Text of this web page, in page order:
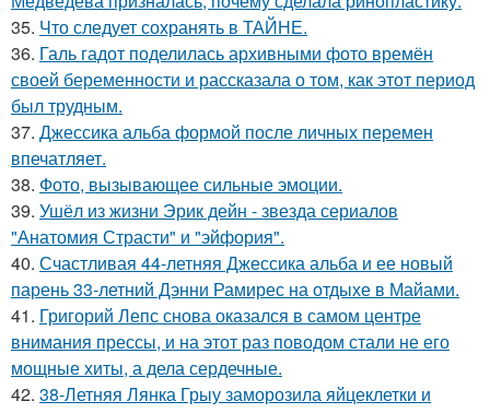
35. Что следует сохранять в ТАЙНЕ.
36. Галь гадот поделилась архивными фото времён
своей беременности и рассказала о том, как этот период
был трудным.
37. Джессика альба формой после личных перемен
впечатляет.
38. Фото, вызывающее сильные эмоции.
39. Ушёл из жизни Эрик дейн - звезда сериалов
"Анатомия Страсти" и "эйфория".
40. Счастливая 44-летняя Джессика альба и ее новый
парень 33-летний Дэнни Рамирес на отдыхе в Майами.
41. Григорий Лепс снова оказался в самом центре
внимания прессы, и на этот раз поводом стали не его
мощные хиты, а дела сердечные.
42. 38-Летняя Лянка Грыу заморозила яйцеклетки и